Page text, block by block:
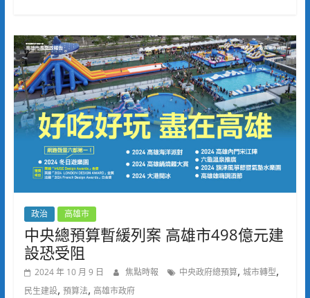
政治 高雄市
中央總預算暫緩列案 高雄市498億元建
設恐受阻
2024 年 10 月 9 日 焦點時報 中央政府總預算, 城市轉型,
民生建設, 預算法, 高雄市政府